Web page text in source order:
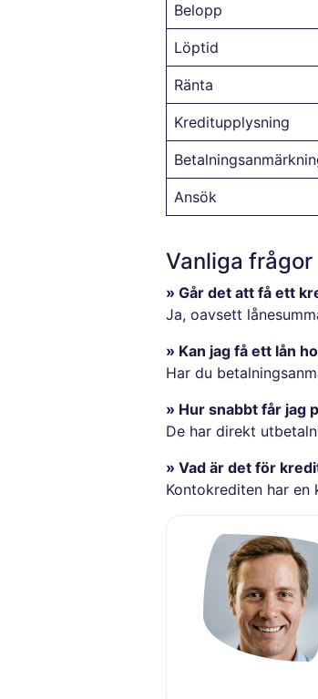
Belopp
Löptid
Ränta
Kreditupplysning
Ansök
Vanliga frågor
» Går det att få ett
Ja, oavsett
» Kan jag få ett lån
Har du
» Hur snabbt får jag
De har direkt
» Vad är det för
Kontokrediten har